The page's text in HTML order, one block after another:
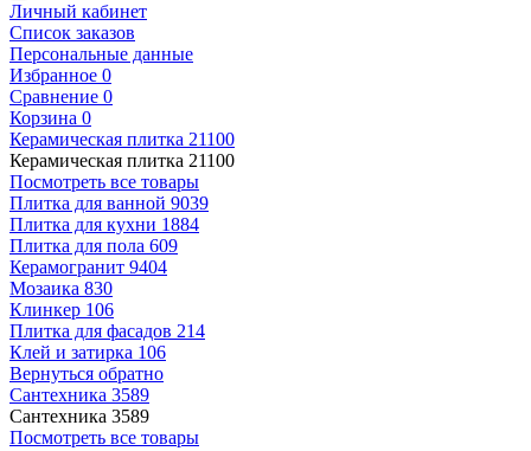
Личный кабинет
Список заказов
Персональные данные
Избранное 0
Сравнение 0
Корзина 0
Керамическая плитка 21100
Керамическая плитка 21100
Посмотреть все товары
Плитка для ванной 9039
Плитка для кухни 1884
Плитка для пола 609
Керамогранит 9404
Мозаика 830
Клинкер 106
Плитка для фасадов 214
Клей и затирка 106
Вернуться обратно
Сантехника 3589
Сантехника 3589
Посмотреть все товары